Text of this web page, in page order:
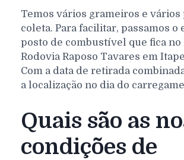
Temos vários grameiros e vários
coleta. Para facilitar, passamos o
posto de combustível que fica no
Rodovia Raposo Tavares em
Com a data de retirada
a localização no dia do
Quais são as
condições de